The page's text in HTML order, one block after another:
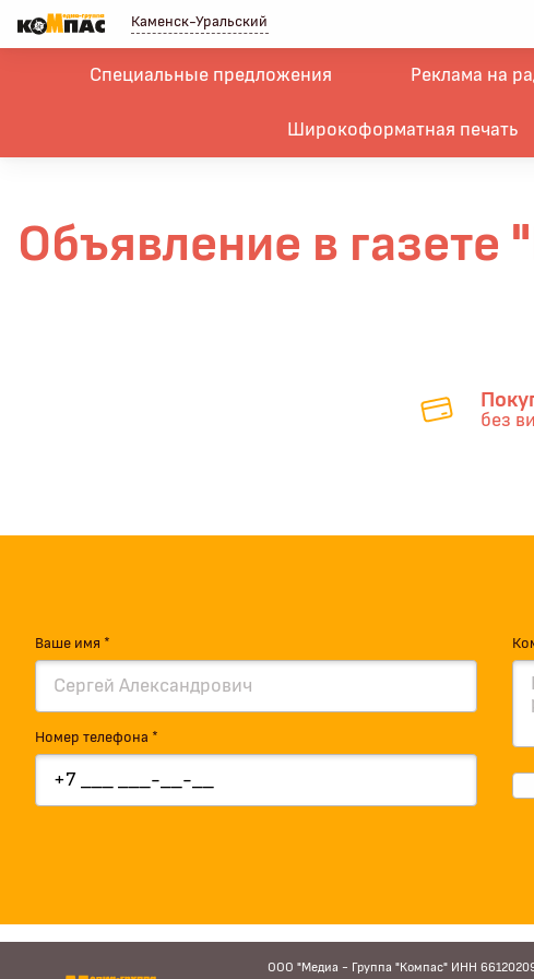
Каменск-Уральский
Специальные предложения Реклама на
Широкоформатная печать
Объявление в газете
без
Ваше имя *
Номер телефона *
ООО "Медиа - Группа "Компас" ИНН